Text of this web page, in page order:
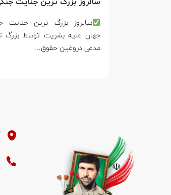
سالروز بزرگ ترین جنایت
جهان علیه بشریت توسط بزرگ
مدعی دروغین حقوق…